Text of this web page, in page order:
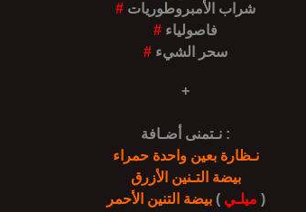
# شراب الأمبروطوريات
# فاصولياء
# سحر الشيء
+
نـتمنى أضـافة :
نـظارة بعين واحدة حمراء
بيضة التـنين الأزرق
بيضة التنين الأحمر( ميلـي )